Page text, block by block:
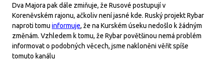
Dva Majora pak dále zmiňuje, že Rusové postupují v
Koreněvském rajonu, ačkoliv není jasné kde. Ruský projekt Rybar
naproti tomu informuje, že na Kurském úseku nedošlo k žádným
změnám. Vzhledem k tomu, že Rybar povětšinou nemá problém
informovat o podobných věcech, jsme nakloněni věřit spíše
tomuto kanálu